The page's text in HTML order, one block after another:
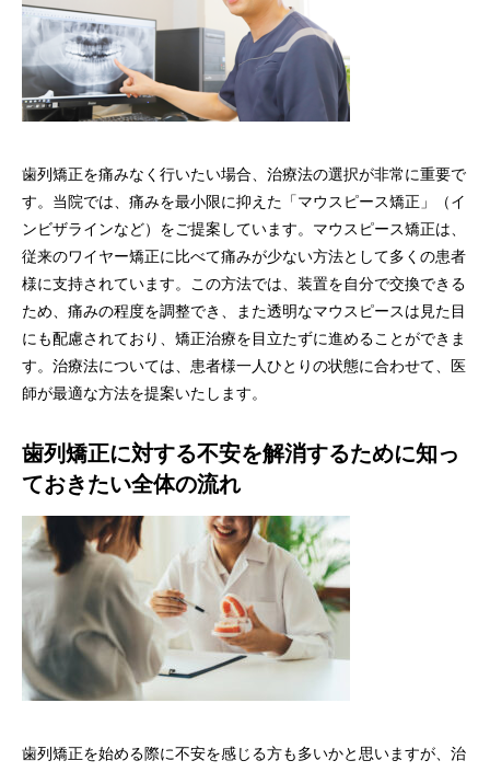
歯列矯正を痛みなく行いたい場合、治療法の選択が非常に重要で
す。当院では、痛みを最小限に抑えた「マウスピース矯正」（イ
ンビザラインなど）をご提案しています。マウスピース矯正は、
従来のワイヤー矯正に比べて痛みが少ない方法として多くの患者
様に支持されています。この方法では、装置を自分で交換できる
ため、痛みの程度を調整でき、また透明なマウスピースは見た目
にも配慮されており、矯正治療を目立たずに進めることができま
す。治療法については、患者様一人ひとりの状態に合わせて、医
師が最適な方法を提案いたします。
歯列矯正に対する不安を解消するために知っ
ておきたい全体の流れ
歯列矯正を始める際に不安を感じる方も多いかと思いますが、治